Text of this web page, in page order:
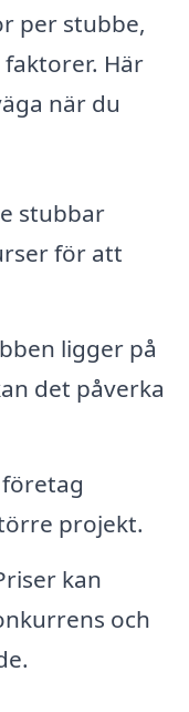
per stubbe,
Här
när du
stubbar
för att
ligger på
det påverka
projekt.
kan
och